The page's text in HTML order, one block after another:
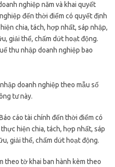
nghiệp năm và khai quyết
đến thời điểm có quyết định
chia, tách, hợp nhất, sáp nhập,
giải thể, chấm dứt hoạt động.
thu nhập doanh nghiệp bao
doanh nghiệp theo mẫu số
tư này.
cáo tài chính đến thời điểm có
hiện chia, tách, hợp nhất, sáp
giải thể, chấm dứt hoạt động.
theo tờ khai ban hành kèm theo